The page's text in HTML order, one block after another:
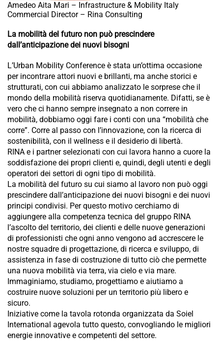
Amedeo Aita Mari – Infrastructure & Mobility Italy
Commercial Director – Rina Consulting
La mobilità del futuro non può prescindere
dall’anticipazione dei nuovi bisogni
L’Urban Mobility Conference è stata un’ottima occasione
per incontrare attori nuovi e brillanti, ma anche storici e
strutturati, con cui abbiamo analizzato le sorprese che il
mondo della mobilità riserva quotidianamente. Difatti, se è
vero che ci hanno sempre insegnato a non correre in
mobilità, dobbiamo oggi fare i conti con una “mobilità che
corre”. Corre al passo con l’innovazione, con la ricerca di
sostenibilità, con il wellness e il desiderio di libertà.
RINA e i partner selezionati con cui lavora hanno a cuore la
soddisfazione dei propri clienti e, quindi, degli utenti e degli
operatori dei settori di ogni tipo di mobilità.
La mobilità del futuro su cui siamo al lavoro non può oggi
prescindere dall’anticipazione dei nuovi bisogni e dei nuovi
principi condivisi. Per questo motivo cerchiamo di
aggiungere alla competenza tecnica del gruppo RINA
l’ascolto del territorio, dei clienti e delle nuove generazioni
di professionisti che ogni anno vengono ad accrescere le
nostre squadre di progettazione, di ricerca e sviluppo, di
assistenza in fase di costruzione di tutto ciò che permette
una nuova mobilità via terra, via cielo e via mare.
Immaginiamo, studiamo, progettiamo e aiutiamo a
costruire nuove soluzioni per un territorio più libero e
sicuro.
Iniziative come la tavola rotonda organizzata da Soiel
International agevola tutto questo, convogliando le migliori
energie innovative e competenti del settore.